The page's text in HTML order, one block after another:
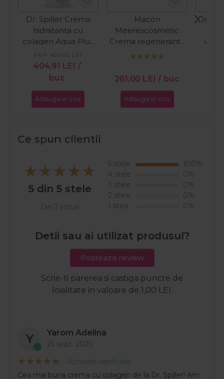
Dr. Spiller Crema
hidratanta cu
colagen Aqua Plus
200ml
404,91 LEI /
buc
PRP: 409,00 LEI
Adauga in cos
Macon
Meerescosmetic
Crema regeneranta
cu colagen pentru
Collagen Repair
261,00 LEI / buc
Adauga in cos
Dr.
Ce spun clientii
5 din 5 stele
Din 1 voturi
5 stele
100%
4 stele
0%
3 stele
0%
2 stele
0%
1 stea
0%
Detii sau ai utilizat produsul?
Posteaza review
Scrie-ti parerea si castiga puncte de
loialitate in valoare de 1,00 LEI.
Y Yarom Adelina
25 sept. 2025
Achizitie verificata
Cea mai buna crema cu colagen de la Dr. Spiller! Am